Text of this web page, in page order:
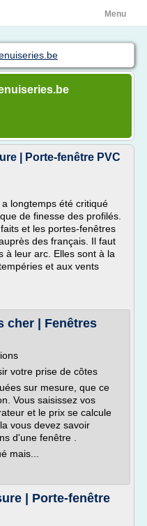
Menu
| Porte-fenêtre PVC
longtemps été critiqué
de finesse des profilés.
et les portes-fenêtres
des français. Il faut
à leur arc. Elles sont à la
et aux vents
cher | Fenêtres
votre prise de côtes
sur mesure, que ce
Vous saisissez vos
et le prix se calcule
vous devez savoir
d'une fenêtre .
mais...
| Porte-fenêtre